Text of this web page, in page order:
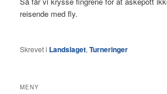
reisende med fly.
Skrevet i Landslaget,Turneringer
MENY